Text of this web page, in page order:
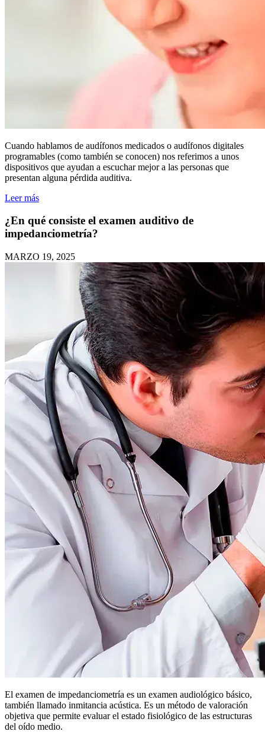
Cuando hablamos de audífonos medicados o audífonos digitales
programables (como también se conocen) nos referimos a unos
dispositivos que ayudan a escuchar mejor a las personas que
presentan alguna pérdida auditiva.
Leer más
¿En qué consiste el examen auditivo de
impedanciometría?
MARZO 19, 2025
El examen de impedanciometría es un examen audiológico básico,
también llamado inmitancia acústica. Es un método de valoración
objetiva que permite evaluar el estado fisiológico de las estructuras
del oído medio.